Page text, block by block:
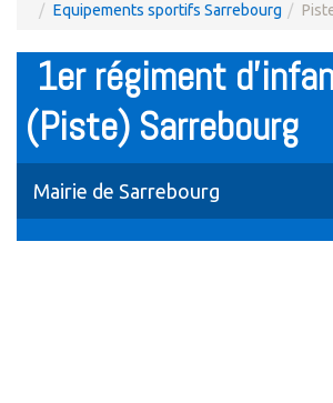
Equipements sportifs Sarrebourg
1er régiment
(Piste) Sarrebourg
Mairie de Sarrebourg